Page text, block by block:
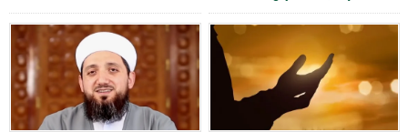
ediyoruz?